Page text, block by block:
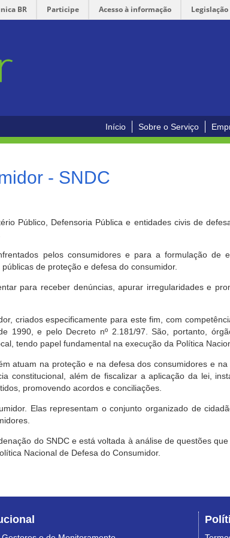
BR Participe Acesso à informação Legislação
Início Sobre o Serviço
- SNDC
Público, Defensoria Pública e entidades civis de
pelos consumidores e para a formulação de
de proteção e defesa do consumidor.
para receber denúncias, apurar irregularidades e
criados especificamente para este fim, com
1990, e pelo Decreto nº 2.181/97. São, portanto,
tendo papel fundamental na execução da Política
atuam na proteção e na defesa dos consumidores e
constitucional, além de fiscalizar a aplicação da lei,
promovendo acordos e conciliações.
Elas representam o conjunto organizado de
do SNDC e está voltada à análise de questões
Nacional de Defesa do Consumidor.